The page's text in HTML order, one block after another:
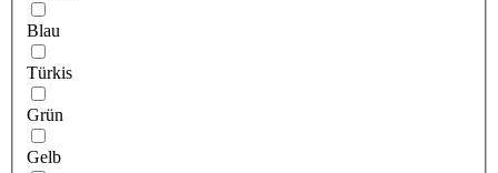
Blau
Türkis
Grün
Gelb